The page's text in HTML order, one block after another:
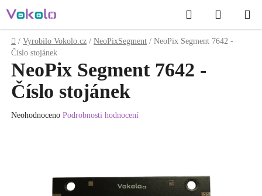
na
obsah
Hledat
KOŠÍK
Domů
/ Vyrobilo Vokolo.cz / NeoPixSegment / NeoPix Segment 7642 -
Číslo stojánek
NeoPix Segment 7642 -
Číslo stojánek
Průměrné
Neohodnoceno Podrobnosti hodnocení